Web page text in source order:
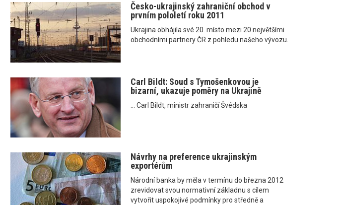
Česko-ukrajinský zahraniční obchod v
prvním pololetí roku 2011
Ukrajina obhájila své 20. místo mezi 20 největšími
obchodními partnery ČR z pohledu našeho vývozu.
Carl Bildt: Soud s Tymošenkovou je
bizarní, ukazuje poměry na Ukrajině
... Carl Bildt, ministr zahraničí Švédska
Návrhy na preference ukrajinským
exportérům
Národní banka by měla v termínu do března 2012
zrevidovat svou normativní základnu s cílem
vytvořit uspokojivé podmínky pro středně a